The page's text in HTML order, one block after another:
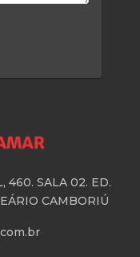
460. SALA 02. ED.
CAMBORIÚ